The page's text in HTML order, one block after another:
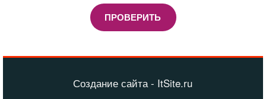
ПРОВЕРИТЬ
Создание сайта - ItSite.ru